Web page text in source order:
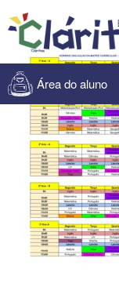
Área do aluno